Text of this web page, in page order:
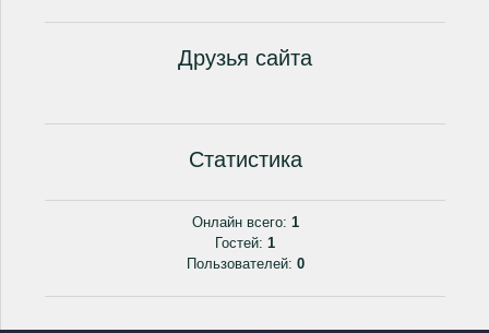
Друзья сайта
Статистика
Онлайн всего: 1
Гостей: 1
Пользователей: 0